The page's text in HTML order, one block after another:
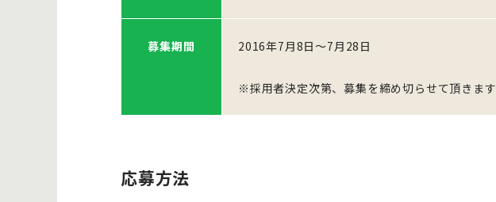
募集期間 2016年7月8日～7月28日
※採用者決定次第、募集を締め切らせて頂きます
応募方法